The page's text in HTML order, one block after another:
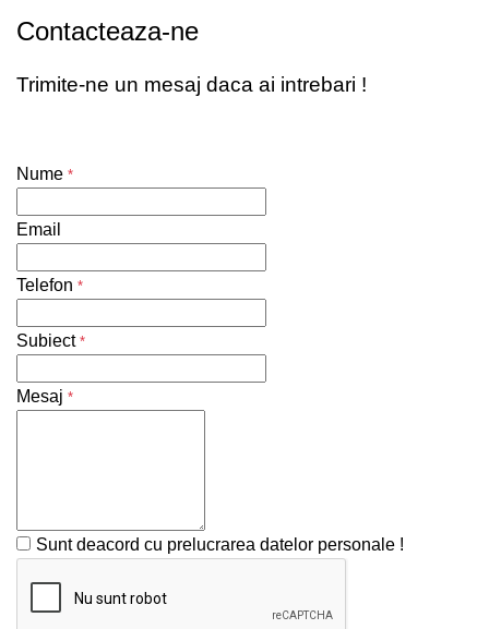
Contacteaza-ne
Trimite-ne un mesaj daca ai intrebari !
Nume *
Email
Telefon *
Subiect *
Mesaj *
Sunt deacord cu prelucrarea datelor personale !